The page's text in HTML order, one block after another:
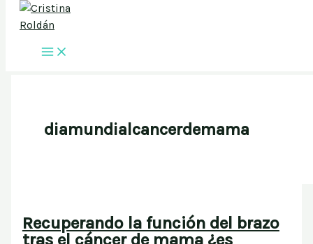
Ir al contenido
diamundialcancerdemama
Recuperando la función del brazo
tras el cáncer de mama ¿es